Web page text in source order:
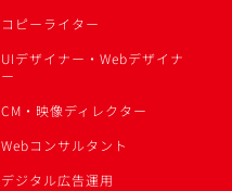
コピーライター
UIデザイナー・Webデザイナ
ー
CM・映像ディレクター
Webコンサルタント
デジタル広告運用